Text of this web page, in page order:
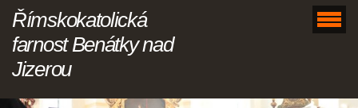
Římskokatolická
farnost Benátky nad
Jizerou